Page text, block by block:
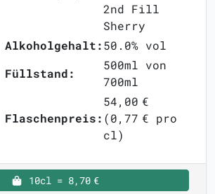
2nd Fill
Sherry
Alkoholgehalt:50.0% vol
Füllstand:
500ml von
700ml
Flaschenpreis:
54,00 €
(0,77 € pro
cl)
10cl = 8,70 €